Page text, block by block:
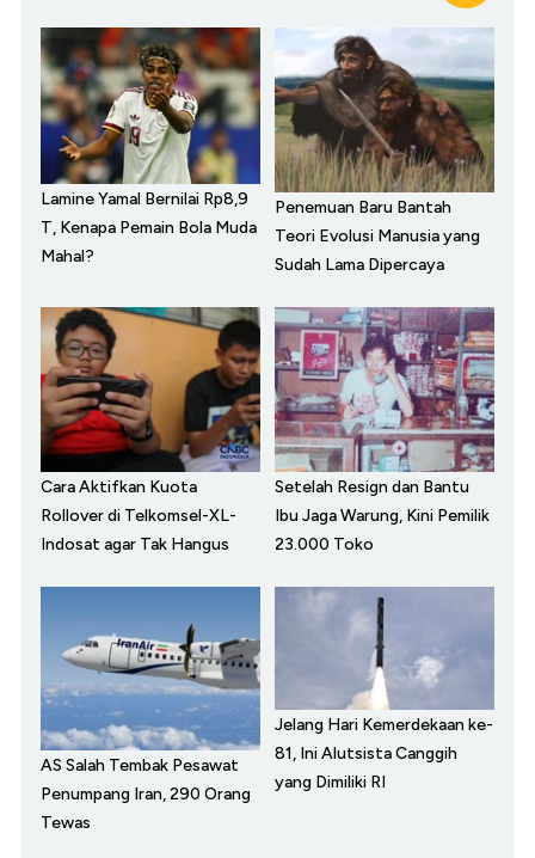
Lamine Yamal Bernilai Rp8,9
T, Kenapa Pemain Bola Muda
Mahal?
Penemuan Baru Bantah
Teori Evolusi Manusia yang
Sudah Lama Dipercaya
Cara Aktifkan Kuota
Rollover di Telkomsel-XL-
Indosat agar Tak Hangus
Setelah Resign dan Bantu
Ibu Jaga Warung, Kini Pemilik
23.000 Toko
AS Salah Tembak Pesawat
Penumpang Iran, 290 Orang
Tewas
Jelang Hari Kemerdekaan ke-
81, Ini Alutsista Canggih
yang Dimiliki RI